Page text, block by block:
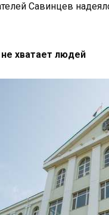
Савинцев
хватает людей